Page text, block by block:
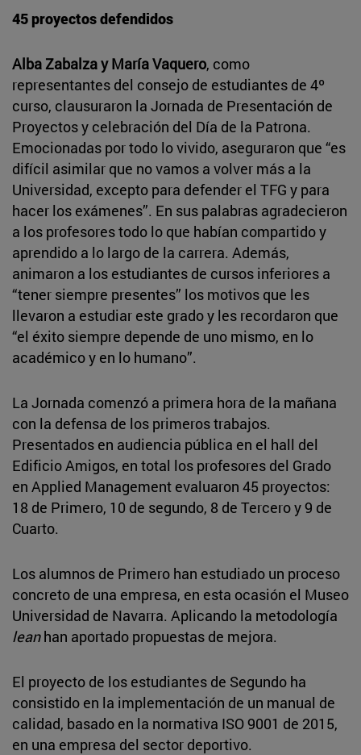
45 proyectos defendidos
Alba Zabalza y María Vaquero, como
representantes del consejo de estudiantes de 4º
curso, clausuraron la Jornada de Presentación de
Proyectos y celebración del Día de la Patrona.
Emocionadas por todo lo vivido, aseguraron que “es
difícil asimilar que no vamos a volver más a la
Universidad, excepto para defender el TFG y para
hacer los exámenes”. En sus palabras agradecieron
a los profesores todo lo que habían compartido y
aprendido a lo largo de la carrera. Además,
animaron a los estudiantes de cursos inferiores a
“tener siempre presentes” los motivos que les
llevaron a estudiar este grado y les recordaron que
“el éxito siempre depende de uno mismo, en lo
académico y en lo humano”.
La Jornada comenzó a primera hora de la mañana
con la defensa de los primeros trabajos.
Presentados en audiencia pública en el hall del
Edificio Amigos, en total los profesores del Grado
en Applied Management evaluaron 45 proyectos:
18 de Primero, 10 de segundo, 8 de Tercero y 9 de
Cuarto.
Los alumnos de Primero han estudiado un proceso
concreto de una empresa, en esta ocasión el Museo
Universidad de Navarra. Aplicando la metodología
leanhan aportado propuestas de mejora.
El proyecto de los estudiantes de Segundo ha
consistido en la implementación de un manual de
calidad, basado en la normativa ISO 9001 de 2015,
en una empresa del sector deportivo.